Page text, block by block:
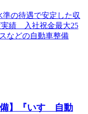
】『いすゞ自動